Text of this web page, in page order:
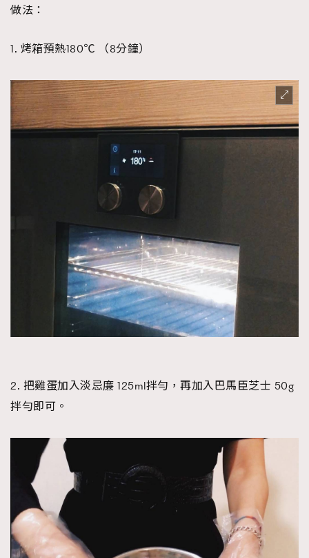
做法：
1. 烤箱預熱180℃ （8分鐘）
2. 把雞蛋加入淡忌廉 125ml拌勻，再加入巴馬臣芝士 50g
拌勻即可。